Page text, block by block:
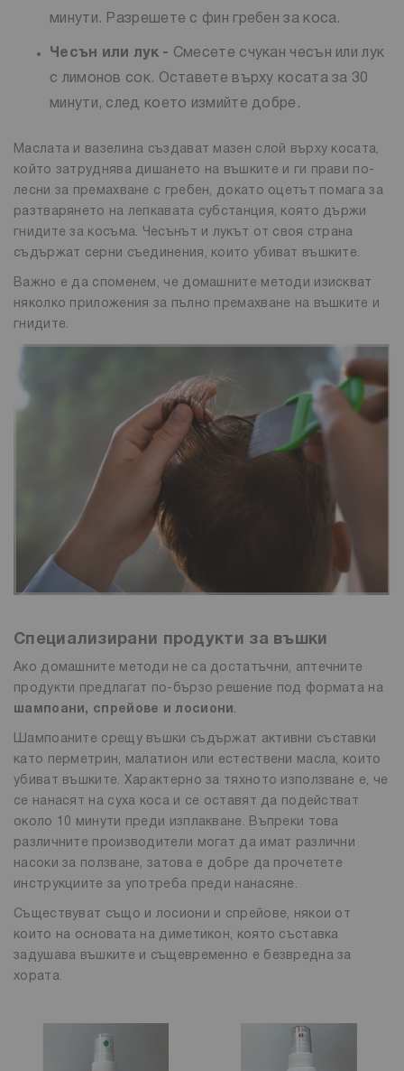
минути. Разрешете с фин гребен за коса.
Чесън или лук - Смесете счукан чесън или лук
с лимонов сок. Оставете върху косата за 30
минути, след което измийте добре.
Маслата и вазелина създават мазен слой върху косата,
който затруднява дишането на въшките и ги прави по-
лесни за премахване с гребен, докато оцетът помага за
разтварянето на лепкавата субстанция, която държи
гнидите за косъма. Чесънът и лукът от своя страна
съдържат серни съединения, които убиват въшките.
Важно е да споменем, че домашните методи изискват
няколко приложения за пълно премахване на въшките и
гнидите.
Специализирани продукти за въшки
Ако домашните методи не са достатъчни, аптечните
продукти предлагат по-бързо решение под формата на
шампоани, спрейове и лосиони.
Шампоаните срещу въшки съдържат активни съставки
като перметрин, малатион или естествени масла, които
убиват въшките. Характерно за тяхното използване е, че
се нанасят на суха коса и се оставят да подействат
около 10 минути преди изплакване. Въпреки това
различните производители могат да имат различни
насоки за ползване, затова е добре да прочетете
инструкциите за употреба преди нанасяне.
Съществуват също и лосиони и спрейове, някои от
които на основата на диметикон, която съставка
задушава въшките и същевременно е безвредна за
хората.